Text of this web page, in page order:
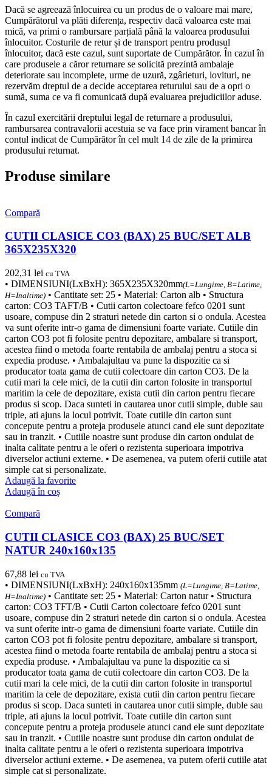
Dacă se agreează înlocuirea cu un produs de o valoare mai mare,
Cumpărătorul va plăti diferența, respectiv dacă valoarea este mai
mică, va primi o rambursare parțială până la valoarea produsului
înlocuitor. Costurile de retur și de transport pentru produsul
înlocuitor, dacă este cazul, sunt suportate de Cumpărător. În cazul în
care produsele a căror returnare se solicită prezintă ambalaje
deteriorate sau incomplete, urme de uzură, zgârieturi, lovituri, ne
rezervăm dreptul de a decide acceptarea returului sau de a opri o
sumă, suma ce va fi comunicată după evaluarea prejudiciilor aduse.
În cazul exercitării dreptului legal de returnare a produsului,
rambursarea contravalorii acestuia se va face prin virament bancar în
contul indicat de Cumpărător în cel mult 14 de zile de la primirea
produsului returnat.
Produse similare
Compară
CUTII CLASICE CO3 (BAX) 25 BUC/SET ALB
365X235X320
202,31 lei cu TVA
• DIMENSIUNI(LxBxH): 365X235X320mm(L=Lungime, B=Latime,
H=Inaltime) • Cantitate set: 25 • Material: Carton alb • Structura
carton: CO3 TAFT/B • Cutii carton colectoare fefco 0201 sunt
usoare, compuse din 2 straturi netede din carton si o ondula. Acestea
va sunt oferite intr-o gama de dimensiuni foarte variate. Cutiile din
carton CO3 pot fi folosite pentru depozitare, ambalare si transport,
acestea fiind o metoda foarte rentabila de ambalaj pentru a stoca si
expedia produse. • Ambalajultau va pune la dispozitie ca si
producator toata gama de cutii colectoare din carton CO3. De la
cutii mari la cele mici, de la cutii din carton folosite in transportul
maritim la cele de depozitare, exista cutii din carton pentru fiecare
produs si scop. Daca sunteti in cautarea unor cutii simple, duble sau
triple, ati ajuns la locul potrivit. Toate cutiile din carton sunt
concepute pentru a proteja produsele atunci cand ele sunt depozitate
sau in tranzit. • Cutiile noastre sunt produse din carton ondulat de
inalta calitate pentru a le oferi o rezistenta superioara impotriva
diverselor actiuni externe. • De asemenea, va putem oferii cutiile atat
simple cat si personalizate.
Adaugă la favorite
Adaugă în coș
Compară
CUTII CLASICE CO3 (BAX) 25 BUC/SET
NATUR 240x160x135
67,88 lei cu TVA
• DIMENSIUNI(LxBxH): 240x160x135mm (L=Lungime, B=Latime,
H=Inaltime) • Cantitate set: 25 • Material: Carton natur • Structura
carton: CO3 TFT/B • Cutii Carton colectoare fefco 0201 sunt
usoare, compuse din 2 straturi netede din carton si o ondula. Acestea
va sunt oferite intr-o gama de dimensiuni foarte variate. Cutiile din
carton CO3 pot fi folosite pentru depozitare, ambalare si transport,
acestea fiind o metoda foarte rentabila de ambalaj pentru a stoca si
expedia produse. • Ambalajultau va pune la dispozitie ca si
producator toata gama de cutii colectoare din carton CO3. De la
cutii mari la cele mici, de la cutii din carton folosite in transportul
maritim la cele de depozitare, exista cutii din carton pentru fiecare
produs si scop. Daca sunteti in cautarea unor cutii simple, duble sau
triple, ati ajuns la locul potrivit. Toate cutiile din carton sunt
concepute pentru a proteja produsele atunci cand ele sunt depozitate
sau in tranzit. • Cutiile noastre sunt produse din carton ondulat de
inalta calitate pentru a le oferi o rezistenta superioara impotriva
diverselor actiuni externe. • De asemenea, va putem oferii cutiile atat
simple cat si personalizate.